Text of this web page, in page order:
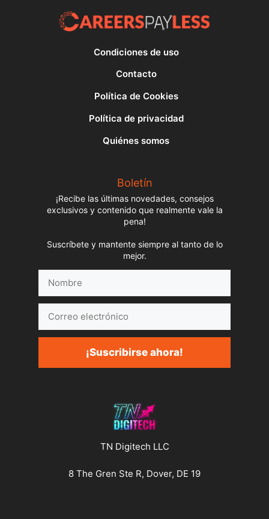
Condiciones de uso
Contacto
Política de Cookies
Política de privacidad
Quiénes somos
Boletín
¡Recibe las últimas novedades, consejos
exclusivos y contenido que realmente vale la
pena!
Suscríbete y mantente siempre al tanto de lo
mejor.
electrónico
¡Suscribirse ahora!
TN Digitech LLC
8 The Gren Ste R, Dover, DE 19